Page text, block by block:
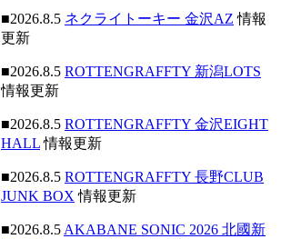
■2026.8.5 ネクライトーキー 金沢AZ 情報
更新
■2026.8.5 ROTTENGRAFFTY 新潟LOTS
情報更新
■2026.8.5 ROTTENGRAFFTY 金沢EIGHT
HALL情報更新
■2026.8.5 ROTTENGRAFFTY 長野CLUB
JUNK BOX 情報更新
■2026.8.5 AKABANE SONIC 2026 北國新